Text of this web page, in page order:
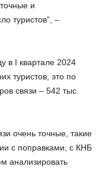
и
туристов”, –
в I квартале 2024
туристов, это по
связи – 542 тыс.
очень точные, такие
с поправками, с КНБ
анализировать